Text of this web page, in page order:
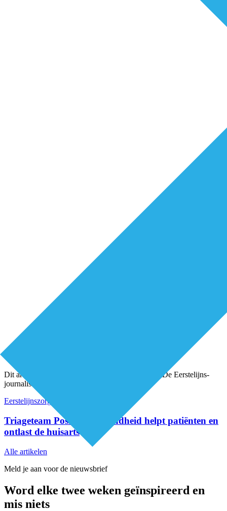
Dit artikel is geschreven door een onafhankelijke De Eerstelijns-
journalist
Eerstelijnszorg
Triageteam Positieve Gezondheid helpt patiënten en
ontlast de huisarts
Alle artikelen
Meld je aan voor de nieuwsbrief
Word elke twee weken geïnspireerd en
mis niets